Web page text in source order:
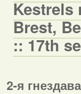
Kestrels
Brest,
:: 17th
2-я